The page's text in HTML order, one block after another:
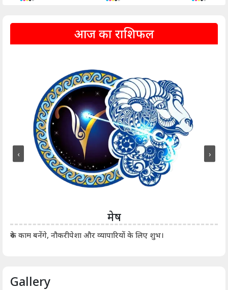
आज का राशिफल
मेष
रुके काम बनेंगे, नौकरीपेशा और व्यापारियों के लिए शुभ।
‹ ›
Gallery